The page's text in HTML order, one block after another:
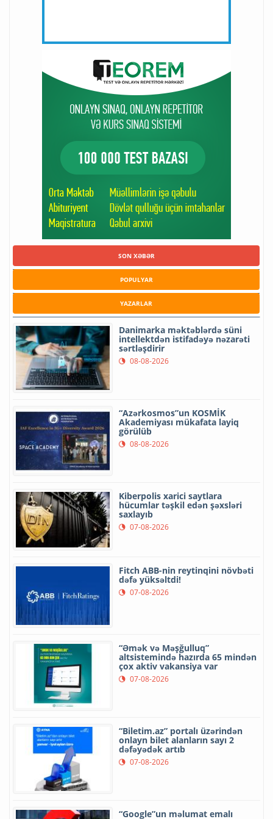
SON XƏBƏR
POPULYAR
YAZARLAR
Danimarka məktəblərdə süni
intellektdən istifadəyə nəzarəti
sərtləşdirir
08-08-2026
“Azərkosmos”un KOSMİK
Akademiyası mükafata layiq
görülüb
08-08-2026
Kiberpolis xarici saytlara
hücumlar təşkil edən şəxsləri
saxlayıb
07-08-2026
Fitch ABB-nin reytinqini növbəti
dəfə yüksəltdi!
07-08-2026
“Əmək və Məşğulluq”
altsistemində hazırda 65 mindən
çox aktiv vakansiya var
07-08-2026
“Biletim.az” portalı üzərindən
onlayn bilet alanların sayı 2
dəfəyədək artıb
07-08-2026
“Google”un məlumat emalı